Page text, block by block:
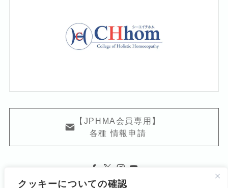
クッキーについての確認
【JPHMA会員専用】
各種 情報申請